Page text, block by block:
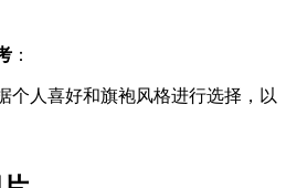
：
个人喜好和旗袍风格进行选择，以